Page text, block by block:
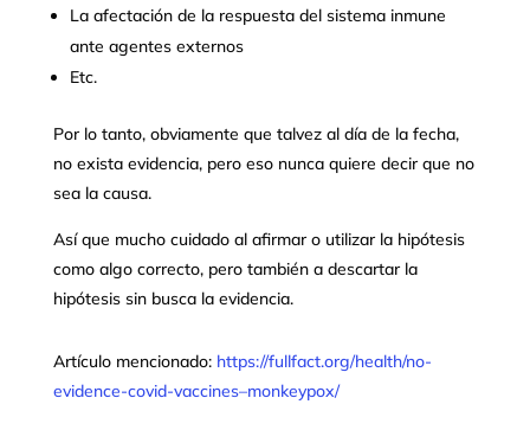
La afectación de la respuesta del sistema inmune
ante agentes externos
Etc.
Por lo tanto, obviamente que talvez al día de la fecha,
no exista evidencia, pero eso nunca quiere decir que no
sea la causa.
Así que mucho cuidado al afirmar o utilizar la hipótesis
como algo correcto, pero también a descartar la
hipótesis sin busca la evidencia.
Artículo mencionado: https://fullfact.org/health/no-
evidence-covid-vaccines–monkeypox/